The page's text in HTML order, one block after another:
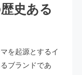
史ある
を起源とするイ
ブランドであ